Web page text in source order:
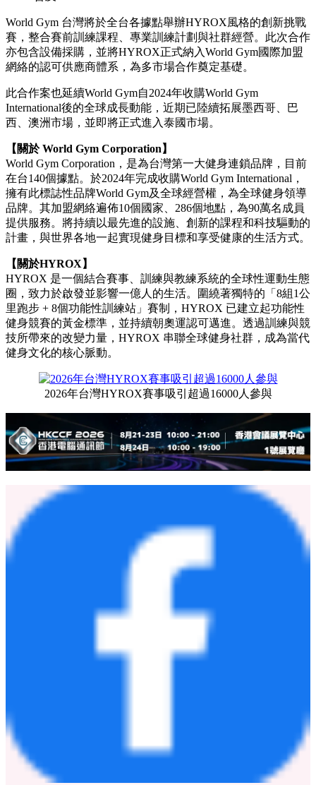
World Gym 台灣將於全台各據點舉辦HYROX風格的創新挑戰
賽，整合賽前訓練課程、專業訓練計劃與社群經營。此次合作
亦包含設備採購，並將HYROX正式納入World Gym國際加盟
網絡的認可供應商體系，為多市場合作奠定基礎。
此合作案也延續World Gym自2024年收購World Gym
International後的全球成長動能，近期已陸續拓展墨西哥、巴
西、澳洲市場，並即將正式進入泰國市場。
【關於World Gym Corporation】
World Gym Corporation，是為台灣第一大健身連鎖品牌，目前
在台140個據點。於2024年完成收購World Gym International，
擁有此標誌性品牌World Gym及全球經營權，為全球健身領導
品牌。其加盟網絡遍佈10個國家、286個地點，為90萬名成員
提供服務。將持續以最先進的設施、創新的課程和科技驅動的
計畫，與世界各地一起實現健身目標和享受健康的生活方式。
【關於HYROX】
HYROX 是一個結合賽事、訓練與教練系統的全球性運動生態
圈，致力於啟發並影響一億人的生活。圍繞著獨特的「8組1公
里跑步 + 8個功能性訓練站」賽制，HYROX 已建立起功能性
健身競賽的黃金標準，並持續朝奧運認可邁進。透過訓練與競
技所帶來的改變力量，HYROX 串聯全球健身社群，成為當代
健身文化的核心脈動。
2026年台灣HYROX賽事吸引超過16000人參與